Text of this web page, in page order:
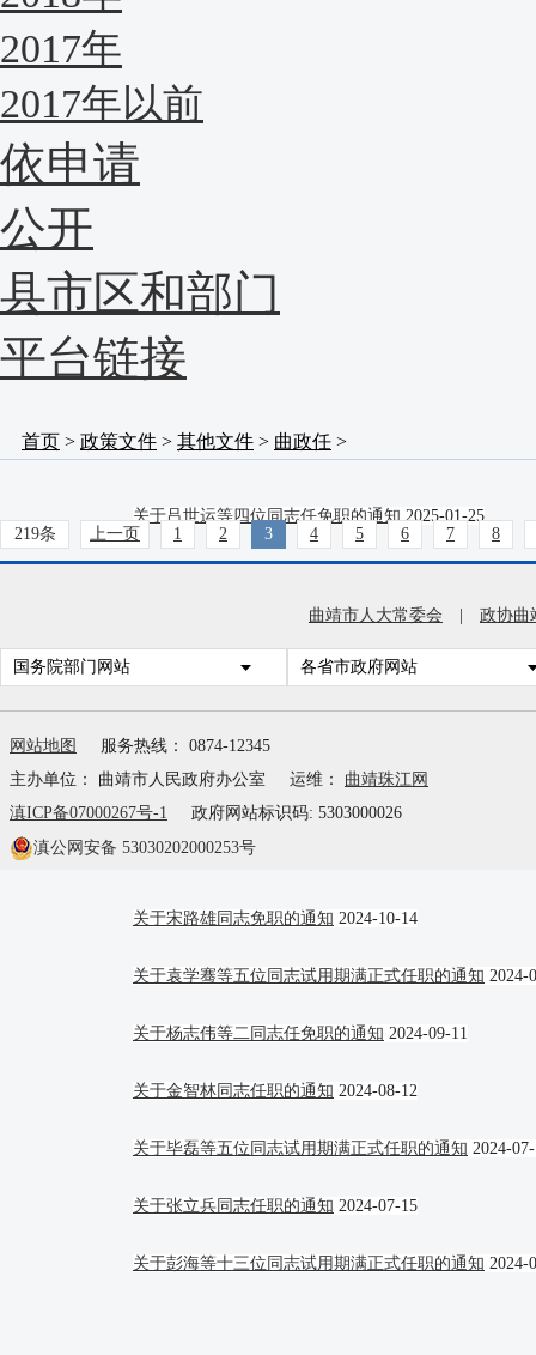
2017年
2017年以前
依申请
公开
县市区和部门
平台链接
首页 > 政策文件 > 其他文件 > 曲政任 >
关于吕世运等四位同志任免职的通知 2025-01-25
关于黄一等七位同志试用期满正式任职的通知 2024-
关于余冲同志试用期满正式任职的通知
关于陶汝平等十三位同志任免职的通知
关于余涓等三位同志试用期满正式任职的通知
关于宋路雄同志免职的通知 2024-10-14
关于袁学骞等五位同志试用期满正式任职的通知 2024-
关于杨志伟等二同志任免职的通知 2024-09-11
关于金智林同志任职的通知 2024-08-12
关于毕磊等五位同志试用期满正式任职的通知 2024-
关于张立兵同志任职的通知 2024-07-15
关于彭海等十三位同志试用期满正式任职的通知 2024-
219条 上一页 1 2 3 4 5 6 7 8
曲靖市人大常委会 政协曲
国务院部门网站 各省市政府网站
网站地图
服务热线： 0874-12345
主办单位： 曲靖市人民政府办公室
运维： 曲靖珠江网
滇ICP备07000267号-1
政府网站标识码: 5303000026
滇公网安备 53030202000253号